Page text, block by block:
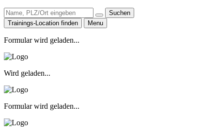
Suchen
Trainings-Location finden
Menu
Formular wird geladen...
Wird geladen...
Formular wird geladen...